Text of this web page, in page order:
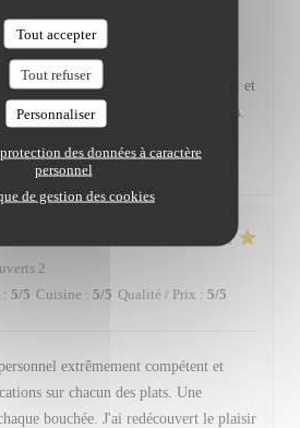
Tout accepter
Tout refuser
Personnaliser
des données à caractère
personnel
de gestion des cookies
à cet avis
sommes absolument ravis de lire
satisfaction pour ce dîner à Virtus, et
pris le temps de le partager avec nous.
Frédéric et toute l' équipe du
2
: 5/5 Cuisine : 5/5 Qualité / Prix : 5/5
extrêmement compétent et
sur chacun des plats. Une
bouchée. J'ai redécouvert le plaisir